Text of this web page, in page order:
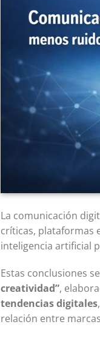
La comunicación
críticas, plataformas
inteligencia artificial
Estas conclusiones
creatividad”,
tendencias digitales
relación entre